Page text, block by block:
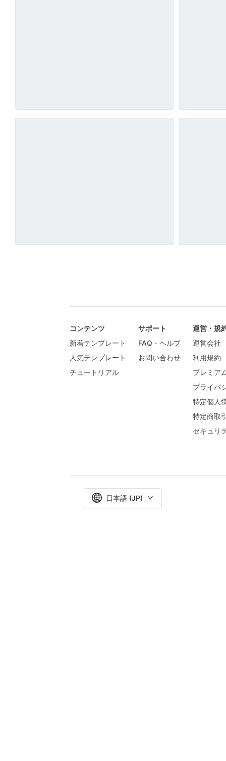
コンテンツ
新着テンプレート
人気テンプレート
チュートリアル
サポート
FAQ・ヘルプ
お問い合わせ
運営・規
運営会社
利用規約
プレミア
プライバ
特定個人
特定商取
セキュリ
日本語 (JP)